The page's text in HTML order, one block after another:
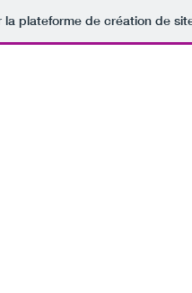
la plateforme de création de